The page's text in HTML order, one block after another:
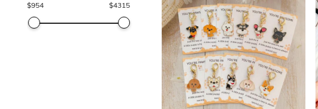
$954 $4315